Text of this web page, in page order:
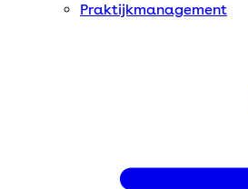
Praktijkmanagement